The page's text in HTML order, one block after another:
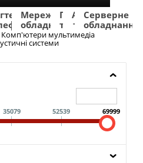
Мережеве
обладнання
Побутова
техніка
TV
та
Аудіо
Фото
та
відео
Авто
та
навігація
Серверне
обладнання
Комп'ютери мультимедіа
системи
35079 52539 69999